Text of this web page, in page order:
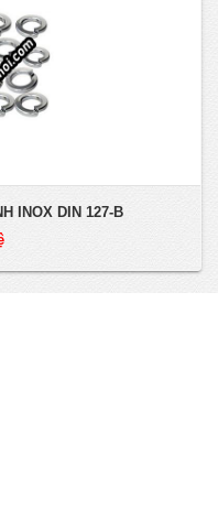
INOX DIN 127-B